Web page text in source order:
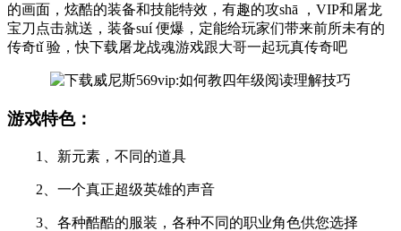
的画面，炫酷的装备和技能特效，有趣的攻shā ，VIP和屠龙
宝刀点击就送，装备suí 便爆，定能给玩家们带来前所未有的
传奇tǐ 验，快下载屠龙战魂游戏跟大哥一起玩真传奇吧
游戏特色：
1、新元素，不同的道具
2、一个真正超级英雄的声音
3、各种酷酷的服装，各种不同的职业角色供您选择